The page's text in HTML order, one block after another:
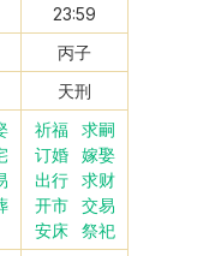
23:59
丙子
天刑
祈福
求嗣
订婚
嫁娶
出行
求财
开市
交易
安床
祭祀